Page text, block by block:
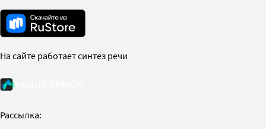
На сайте работает синтез речи
Рассылка: